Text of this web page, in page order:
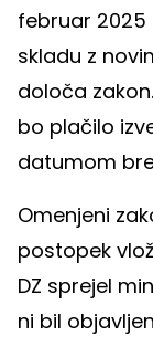
februar
skladu z
določa
bo plačilo
datumom
Omenjeni
postopek
DZ sprejel
ni bil